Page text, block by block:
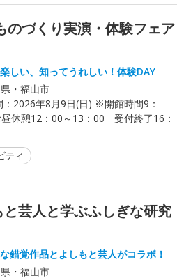
のづくり実演・体験フェア
しい、知ってうれしい！体験DAY
・福山市
2026年8月9日(日) ※開館時間9：
休憩12：00～13：00 受付終了16：
ティ
芸人と学ぶふしぎな研究
錯覚作品とよしもと芸人がコラボ！
・福山市